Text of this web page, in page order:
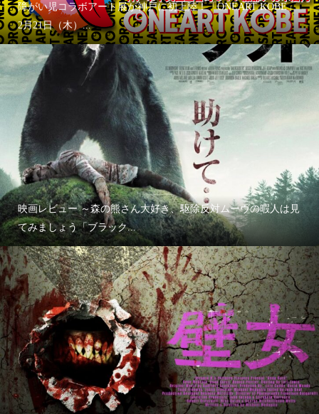
障がい児コラボアート展が神戸に初上陸！「ONEART KOBE」
2月21日（木）...
映画レビュー ～森の熊さん大好き、駆除反対ムーヴの暇人は見
てみましょう「ブラック...